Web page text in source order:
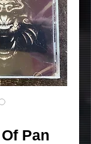
Pan